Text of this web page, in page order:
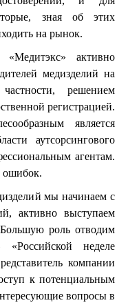
зная об этих
на рынок.
активно
медизделий на
решением
регистрацией.
является
аутсорсингового
агентам.
ошибок.
мы начинаем с
активно выступаем
роль отводим
неделе
компании
к потенциальным
вопросы в